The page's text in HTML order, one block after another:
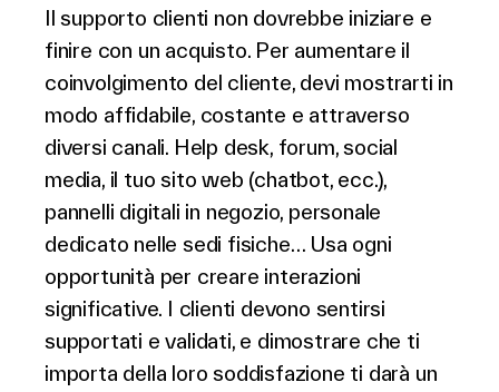
Il supporto clienti non dovrebbe iniziare e
finire con un acquisto. Per aumentare il
coinvolgimento del cliente, devi mostrarti in
modo affidabile, costante e attraverso
diversi canali. Help desk, forum, social
media, il tuo sito web (chatbot, ecc.),
pannelli digitali in negozio, personale
dedicato nelle sedi fisiche… Usa ogni
opportunità per creare interazioni
significative. I clienti devono sentirsi
supportati e validati, e dimostrare che ti
importa della loro soddisfazione ti darà un